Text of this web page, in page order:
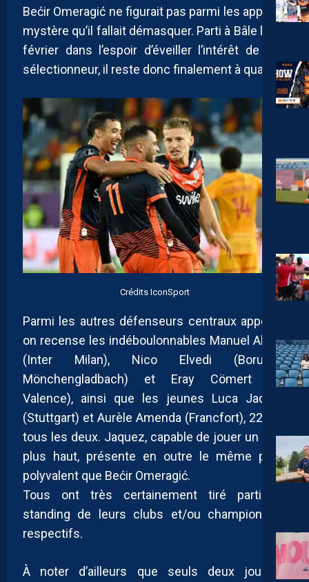
Bećir Omeragić ne figurait pas parmi les appelés
mystère qu’il fallait démasquer. Parti à Bâle le 16
février dans l’espoir d’éveiller l’intérêt de son
sélectionneur, il reste donc finalement à quai.
Crédits IconSport
Parmi les autres défenseurs centraux appelés,
on recense les indéboulonnables Manuel Akanji
(Inter Milan), Nico Elvedi (Borussia
Mönchengladbach) et Eray Cömert (FC
Valence), ainsi que les jeunes Luca Jaquez
(Stuttgart) et Aurèle Amenda (Francfort), 22 ans
tous les deux. Jaquez, capable de jouer un cran
plus haut, présente en outre le même profil
polyvalent que Bećir Omeragić.
Tous ont très certainement tiré parti du
standing de leurs clubs et/ou championnats
respectifs.
À noter d’ailleurs que seuls deux joueurs